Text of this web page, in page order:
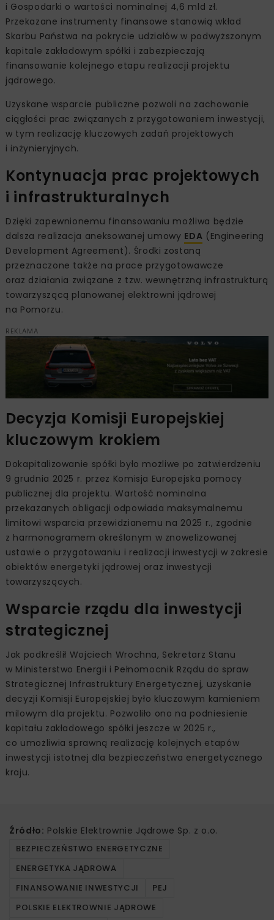
i Gospodarki o wartości nominalnej 4,6 mld zł.
Przekazane instrumenty finansowe stanowią wkład
Skarbu Państwa na pokrycie udziałów w podwyższonym
kapitale zakładowym spółki i zabezpieczają
finansowanie kolejnego etapu realizacji projektu
jądrowego.
Uzyskane wsparcie publiczne pozwoli na zachowanie
ciągłości prac związanych z przygotowaniem inwestycji,
w tym realizację kluczowych zadań projektowych
i inżynieryjnych.
Kontynuacja prac projektowych
i infrastrukturalnych
Dzięki zapewnionemu finansowaniu możliwa będzie
dalsza realizacja aneksowanej umowy EDA (Engineering
Development Agreement). Środki zostaną
przeznaczone także na prace przygotowawcze
oraz działania związane z tzw. wewnętrzną infrastrukturą
towarzyszącą planowanej elektrowni jądrowej
na Pomorzu.
REKLAMA
Decyzja Komisji Europejskiej
kluczowym krokiem
Dokapitalizowanie spółki było możliwe po zatwierdzeniu
9 grudnia 2025 r. przez Komisja Europejska pomocy
publicznej dla projektu. Wartość nominalna
przekazanych obligacji odpowiada maksymalnemu
limitowi wsparcia przewidzianemu na 2025 r., zgodnie
z harmonogramem określonym w znowelizowanej
ustawie o przygotowaniu i realizacji inwestycji w zakresie
obiektów energetyki jądrowej oraz inwestycji
towarzyszących.
Wsparcie rządu dla inwestycji
strategicznej
Jak podkreślił Wojciech Wrochna, Sekretarz Stanu
w Ministerstwo Energii i Pełnomocnik Rządu do spraw
Strategicznej Infrastruktury Energetycznej, uzyskanie
decyzji Komisji Europejskiej było kluczowym kamieniem
milowym dla projektu. Pozwoliło ono na podniesienie
kapitału zakładowego spółki jeszcze w 2025 r.,
co umożliwia sprawną realizację kolejnych etapów
inwestycji istotnej dla bezpieczeństwa energetycznego
kraju.
Źródło: Polskie Elektrownie Jądrowe Sp. z o.o.
BEZPIECZEŃSTWO ENERGETYCZNE
ENERGETYKA JĄDROWA
FINANSOWANIE INWESTYCJI
PEJ
POLSKIE ELEKTROWNIE JĄDROWE